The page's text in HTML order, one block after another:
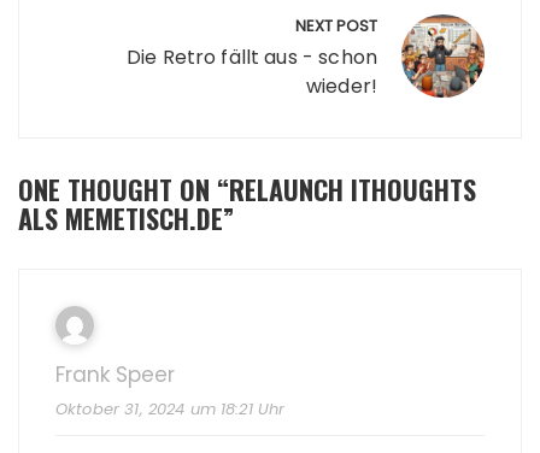
NEXT POST
Die Retro fällt aus - schon
wieder!
ONE THOUGHT ON “RELAUNCH ITHOUGHTS
ALS MEMETISCH.DE”
Frank Speer
Oktober 31, 2024 um 18:21 Uhr